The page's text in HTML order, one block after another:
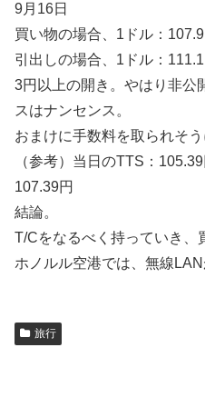
9月16日
買い物の場合、1ドル：
引出しの場合、1ドル：
3円以上の開き。やはり非公
スはナンセンス。
おまけに手数料を取られそ
（参考）当日のTTS：
107.39円
結論。
T/Cをなるべく持っていき、
ホノルル空港では、無線
旅行